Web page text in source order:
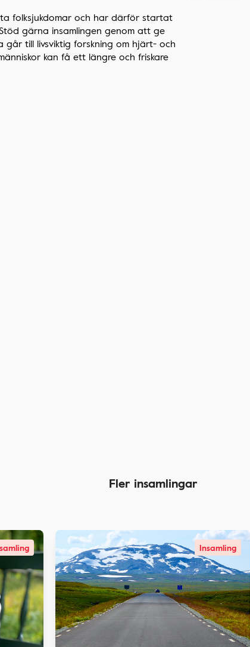
folksjukdomar och har därför startat
gärna insamlingen genom att ge
till livsviktig forskning om hjärt- och
kan få ett längre och friskare
Fler insamlingar
Insamling